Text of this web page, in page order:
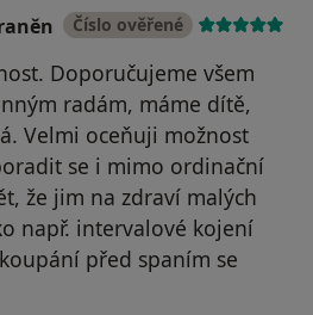
Číslo ověřené
Doporučujeme všem
radám, máme dítě,
Velmi oceňuji možnost
se i mimo ordinační
že jim na zdraví malých
např. intervalové kojení
před spaním se